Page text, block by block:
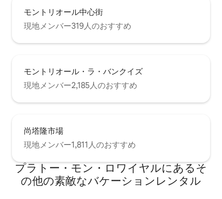
モントリオール中心街
現地メンバー319人のおすすめ
モントリオール・ラ・バンクイズ
現地メンバー2,185人のおすすめ
尚塔隆市場
現地メンバー1,811人のおすすめ
プラトー・モン・ロワイヤルにあるそ
の他の素敵なバケーションレンタル